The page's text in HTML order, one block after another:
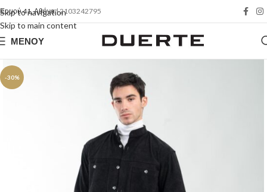
Skip to navigation
Skip to main content
Ερμού 41, Αθήνα| 2103242795
ΜΕΝΟΎ
-30%